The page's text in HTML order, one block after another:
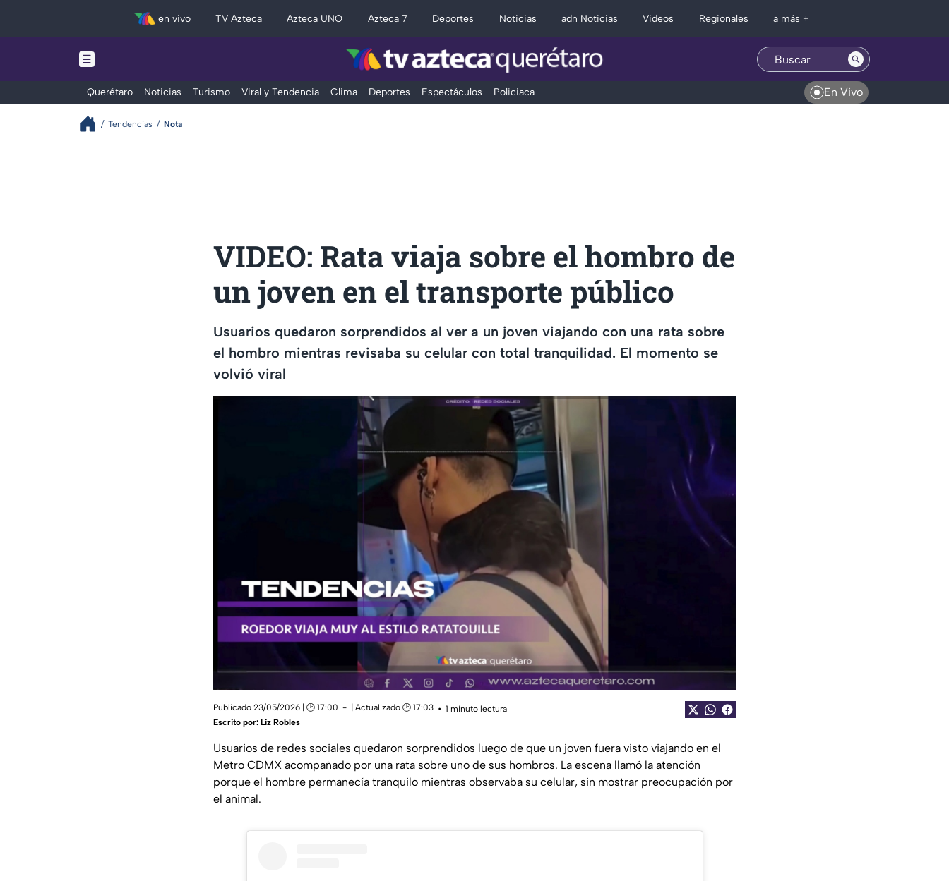
en vivo TV Azteca Azteca UNO Azteca 7 Deportes Noticias adn Noticias Videos Regionales a más +
Querétaro Noticias Turismo Viral y Tendencia Clima Deportes Espectáculos Policiaca En Vivo
Tendencias Nota
VIDEO: Rata viaja sobre el hombro de
un joven en el transporte público
Usuarios quedaron sorprendidos al ver a un joven viajando con una rata sobre
el hombro mientras revisaba su celular con total tranquilidad. El momento se
volvió viral
Publicado 23/05/2026 | 🕑 17:00 | Actualizado 🕑 17:03
1 minuto lectura
Escrito por: Liz Robles
Usuarios de redes sociales quedaron sorprendidos luego de que un joven fuera visto viajando en el
Metro CDMX acompañado por una rata sobre uno de sus hombros. La escena llamó la atención
porque el hombre permanecía tranquilo mientras observaba su celular, sin mostrar preocupación por
el animal.